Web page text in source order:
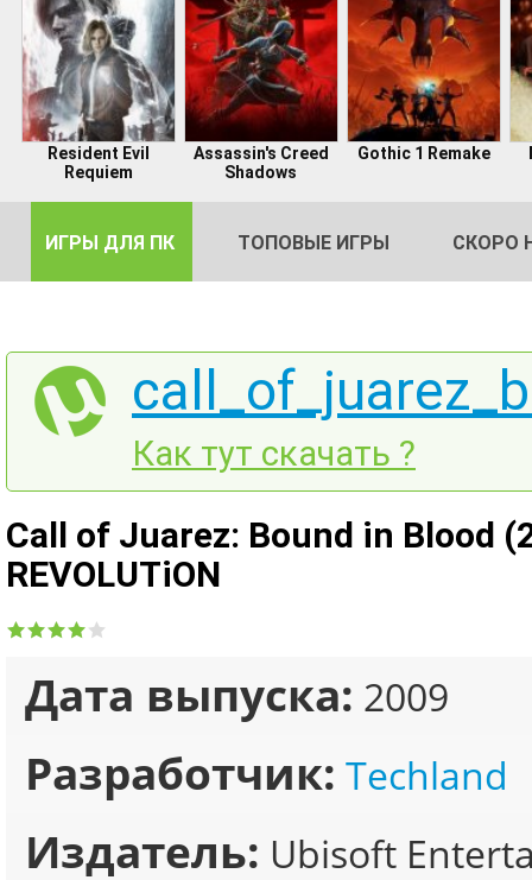
Resident Evil
Requiem
Assassin's Creed
Shadows
Gothic 1 Remake
ИГРЫ ДЛЯ ПК ТОПОВЫЕ ИГРЫ СКОРО
Как тут скачать ?
Call of Juarez: Bound in Blood
REVOLUTiON
Дата выпуска: 2009
Разработчик: Techland
Издатель: Ubisoft